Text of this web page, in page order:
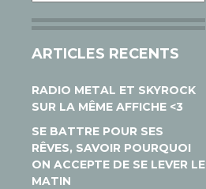
ARTICLES RECENTS
RADIO METAL ET SKYROCK
SUR LA MÊME AFFICHE <3
SE BATTRE POUR SES
RÊVES, SAVOIR POURQUOI
ON ACCEPTE DE SE LEVER LE
MATIN